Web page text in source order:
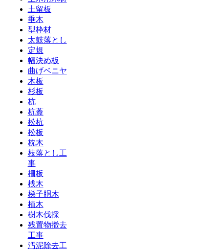
土留板
垂木
型枠材
太鼓落とし
定規
幅決め板
曲げベニヤ
木板
杉板
杭
杭蓋
松杭
松板
枕木
枝落とし工
事
柵板
桟木
梯子胴木
植木
樹木伐採
残置物撤去
工事
汚泥除去工